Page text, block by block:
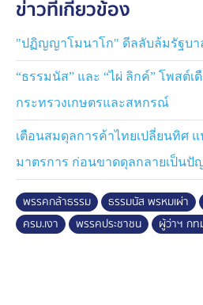
สิงห์ เหลี่ยมเลิศ คาดว่าจะขยับขึ้น
รัฐบาลยินดีฝ่ายค้าน ตั้ง ครม.เงา
ความเคลื่อนไหวที่เป็นผลต่อเนื่อ
ตั้งคณะรัฐมนตรีเงา เพื่อตรวจสอบ
เมื่อวานนี้ นายกรวีร์ ปริศนานันท
ภูมิใจไทย และประธานวิปรัฐบาล
ค้าน และเป็นเรื่องที่ดีที่ฝ่ายค้านจะ
การติดตามประเด็นของคณะรัฐม
นายกรวีร์ฯ บอกว่า ต้องติดตามกา
คณะรัฐมนตรีเงา จะทำงานเป็นอย่
ข่าวที่เกี่ยวข้อง
"ปฏิญญาโมนาโก" ดีลลับล้มรัฐบา
“ธรรมนัส” และ “ไผ่ ลิกค์” โพสต์เ
กระทรวงเกษตรและสหกรณ์
เตือนสมดุลการค้าไทยเปลี่ยนทิศ
มาตรการ ก่อนขาดดุลกลายเป็นปั
พรรคกล้าธรรม ธรรมนัส พรหมเผ่า
ครม.เงา
พรรคประชาชน ผู้ว่าฯ กท